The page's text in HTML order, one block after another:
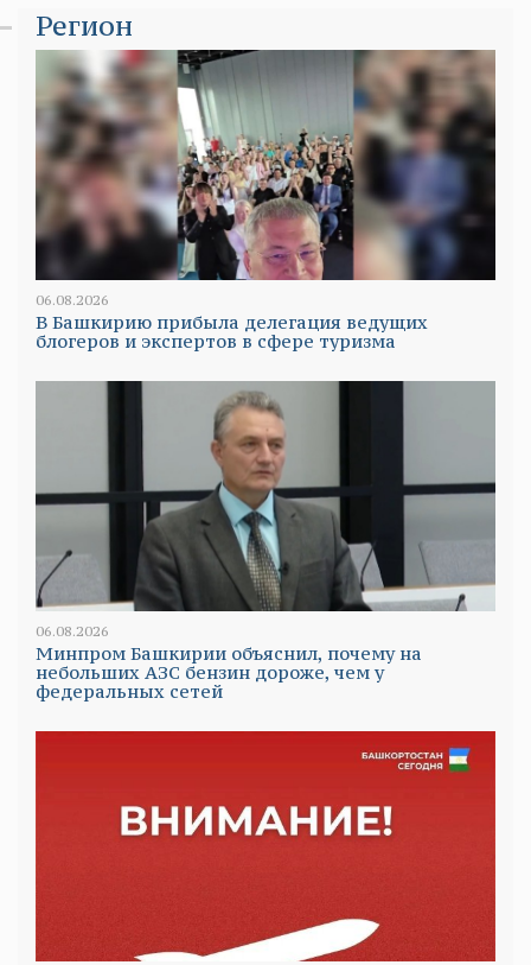
Регион
06.08.2026
В Башкирию прибыла делегация ведущих
блогеров и экспертов в сфере туризма
06.08.2026
Минпром Башкирии объяснил, почему на
небольших АЗС бензин дороже, чем у
федеральных сетей